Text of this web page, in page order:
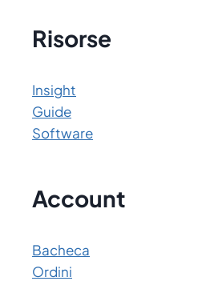
Risorse
Insight
Guide
Software
Account
Bacheca
Ordini